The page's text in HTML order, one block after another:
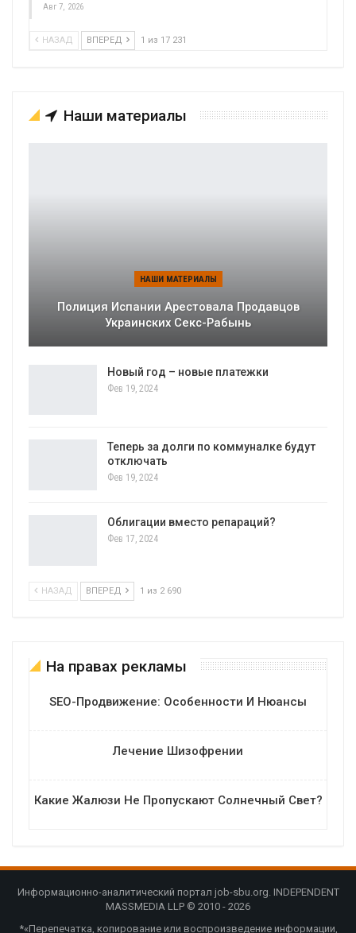
Авг 7, 2026
НАЗАД ВПЕРЕД 1 из 17 231
Наши материалы
НАШИ МАТЕРИАЛЫ
Полиция Испании Арестовала Продавцов
Украинских Секс-Рабынь
Новый год – новые платежки
Фев 19, 2024
Теперь за долги по коммуналке будут
отключать
Фев 19, 2024
Облигации вместо репараций?
Фев 17, 2024
НАЗАД ВПЕРЕД 1 из 2 690
На правах рекламы
SEO-Продвижение: Особенности И Нюансы
Лечение Шизофрении
Какие Жалюзи Не Пропускают Солнечный Свет?
Информационно-аналитический портал job-sbu.org. INDEPENDENT
MASSMEDIA LLP © 2010 - 2026
*«Перепечатка, копирование или воспроизведение информации,